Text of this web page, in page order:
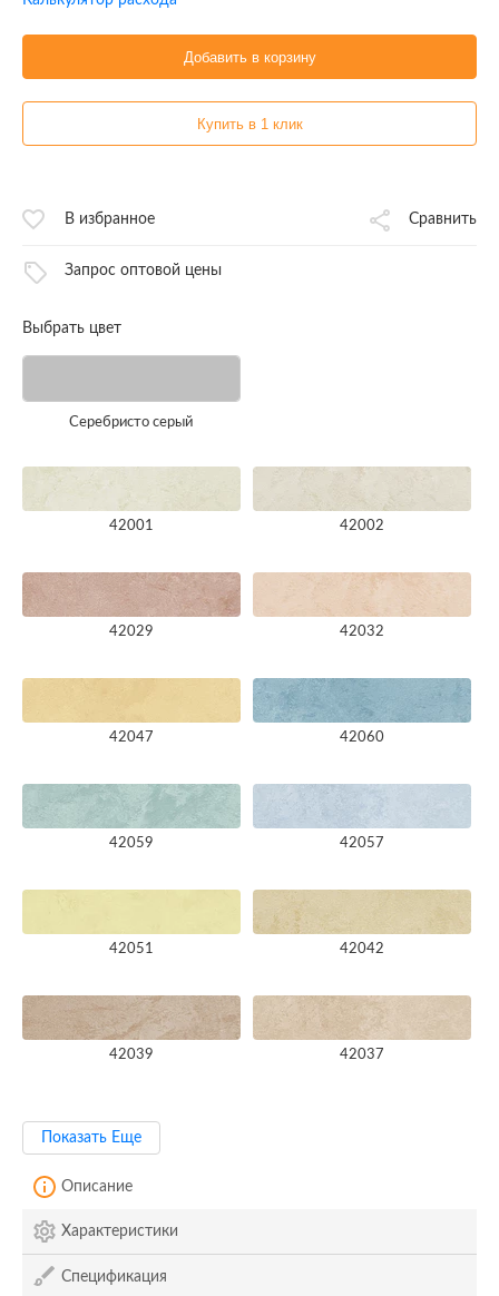
Добавить в корзину
Купить в 1 клик
В избранное Сравнить
Запрос оптовой цены
Выбрать цвет
Серебристо серый
42001 42002
42029 42032
42047 42060
42059 42057
42051 42042
42039 42037
Показать Еще
Описание
Характеристики
Спецификация